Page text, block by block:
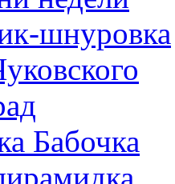
шнуровка
Бабочка